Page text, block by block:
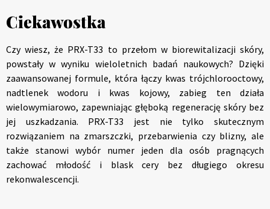
Ciekawostka
Czy wiesz, że PRX-T33 to przełom w biorewitalizacji skóry,
powstały w wyniku wieloletnich badań naukowych? Dzięki
zaawansowanej formule, która łączy kwas trójchlorooctowy,
nadtlenek wodoru i kwas kojowy, zabieg ten działa
wielowymiarowo, zapewniając głęboką regenerację skóry bez
jej uszkadzania. PRX-T33 jest nie tylko skutecznym
rozwiązaniem na zmarszczki, przebarwienia czy blizny, ale
także stanowi wybór numer jeden dla osób pragnących
zachować młodość i blask cery bez długiego okresu
rekonwalescencji.